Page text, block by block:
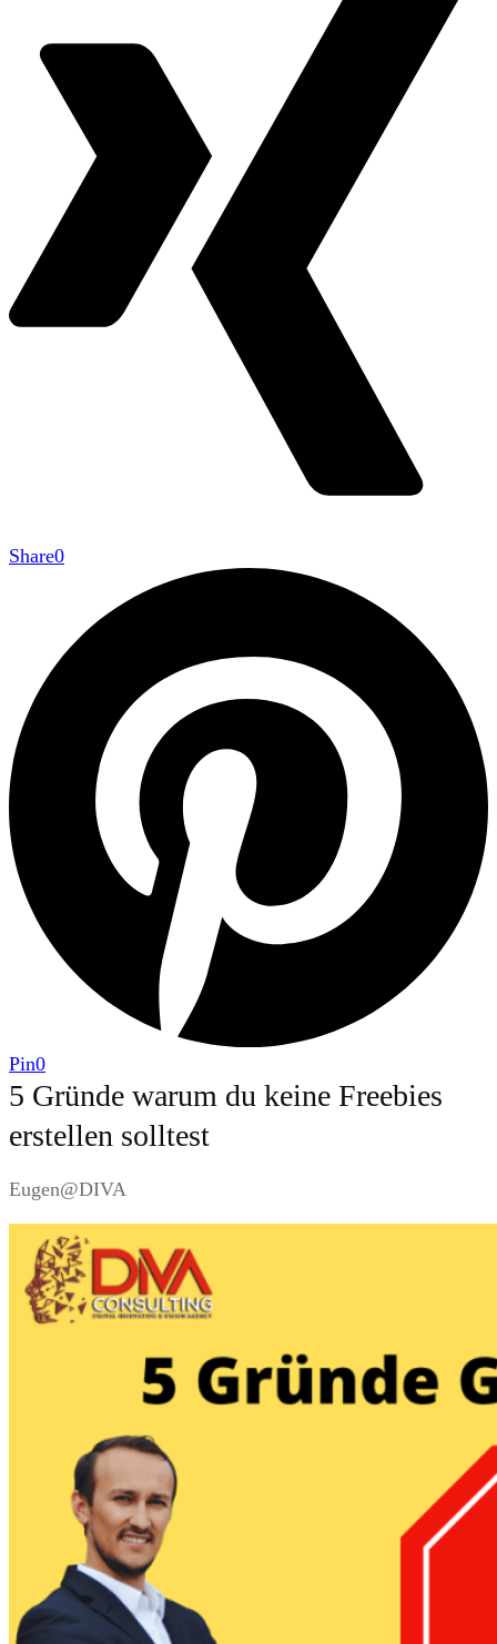
Share0
Pin0
5 Gründe warum du keine Freebies
erstellen solltest
Eugen@DIVA